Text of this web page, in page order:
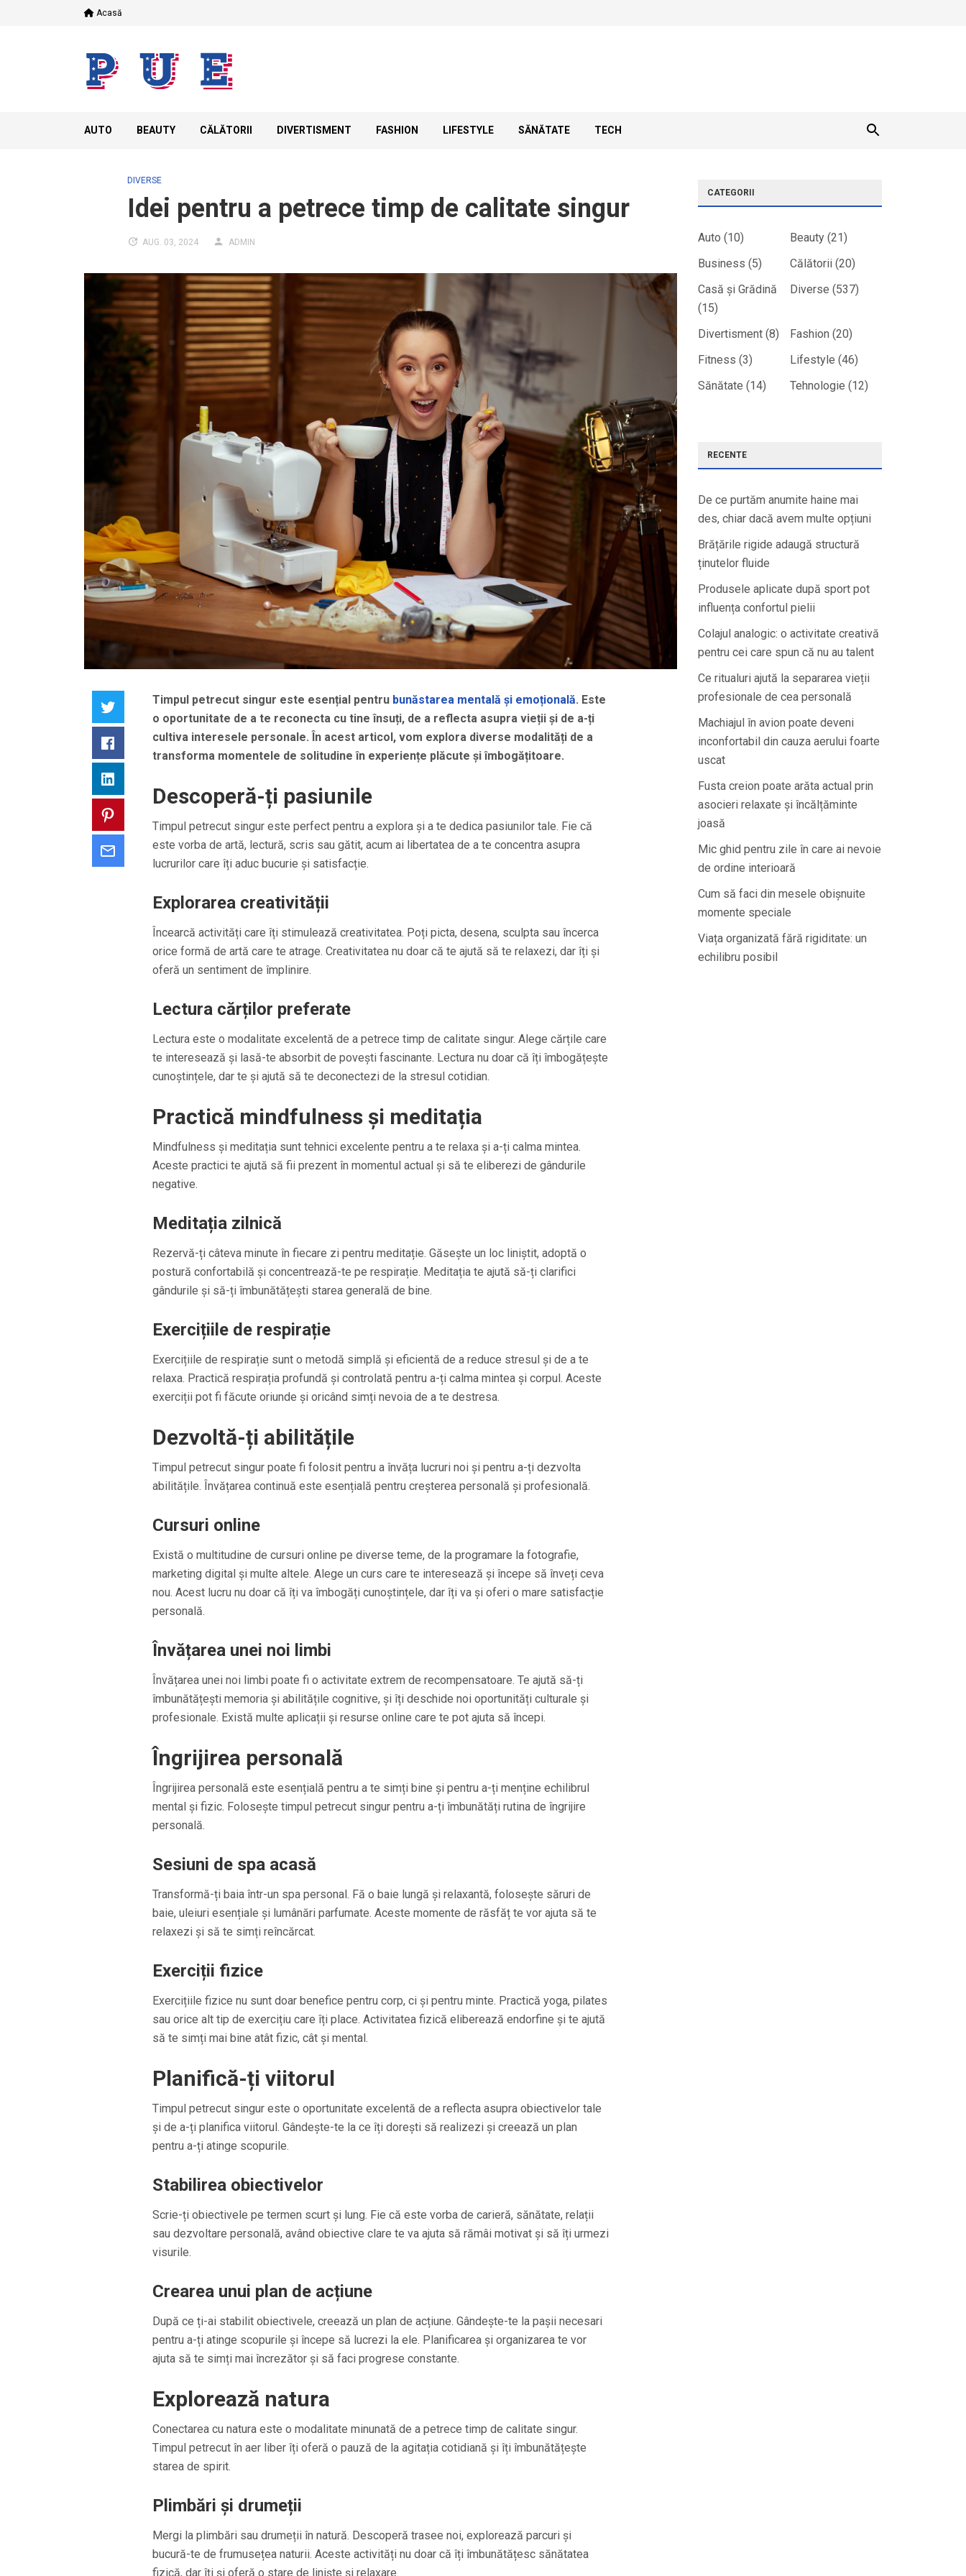
Acasă
AUTO BEAUTY CĂLĂTORII DIVERTISMENT FASHION LIFESTYLE SĂNĂTATE TECH
DIVERSE
Idei pentru a petrece timp de calitate singur
AUG. 03, 2024 ADMIN
Facebook
Timpul petrecut singur este esențial pentru bunăstarea mentală și emoțională. Este
o oportunitate de a te reconecta cu tine însuți, de a reflecta asupra vieții și de a-ți
cultiva interesele personale. În acest articol, vom explora diverse modalități de a
transforma momentele de solitudine în experiențe plăcute și îmbogățitoare.
Descoperă-ți pasiunile
Timpul petrecut singur este perfect pentru a explora și a te dedica pasiunilor tale. Fie că
este vorba de artă, lectură, scris sau gătit, acum ai libertatea de a te concentra asupra
lucrurilor care îți aduc bucurie și satisfacție.
Explorarea creativității
Încearcă activități care îți stimulează creativitatea. Poți picta, desena, sculpta sau încerca
orice formă de artă care te atrage. Creativitatea nu doar că te ajută să te relaxezi, dar îți și
oferă un sentiment de împlinire.
Lectura cărților preferate
Lectura este o modalitate excelentă de a petrece timp de calitate singur. Alege cărțile care
te interesează și lasă-te absorbit de povești fascinante. Lectura nu doar că îți îmbogățește
cunoștințele, dar te și ajută să te deconectezi de la stresul cotidian.
Practică mindfulness și meditația
Mindfulness și meditația sunt tehnici excelente pentru a te relaxa și a-ți calma mintea.
Aceste practici te ajută să fii prezent în momentul actual și să te eliberezi de gândurile
negative.
Meditația zilnică
Rezervă-ți câteva minute în fiecare zi pentru meditație. Găsește un loc liniștit, adoptă o
postură confortabilă și concentrează-te pe respirație. Meditația te ajută să-ți clarifici
gândurile și să-ți îmbunătățești starea generală de bine.
Exercițiile de respirație
Exercițiile de respirație sunt o metodă simplă și eficientă de a reduce stresul și de a te
relaxa. Practică respirația profundă și controlată pentru a-ți calma mintea și corpul. Aceste
exerciții pot fi făcute oriunde și oricând simți nevoia de a te destresa.
Dezvoltă-ți abilitățile
Timpul petrecut singur poate fi folosit pentru a învăța lucruri noi și pentru a-ți dezvolta
abilitățile. Învățarea continuă este esențială pentru creșterea personală și profesională.
Cursuri online
Există o multitudine de cursuri online pe diverse teme, de la programare la fotografie,
marketing digital și multe altele. Alege un curs care te interesează și începe să înveți ceva
nou. Acest lucru nu doar că îți va îmbogăți cunoștințele, dar îți va și oferi o mare satisfacție
personală.
Învățarea unei noi limbi
Învățarea unei noi limbi poate fi o activitate extrem de recompensatoare. Te ajută să-ți
îmbunătățești memoria și abilitățile cognitive, și îți deschide noi oportunități culturale și
profesionale. Există multe aplicații și resurse online care te pot ajuta să începi.
Îngrijirea personală
Îngrijirea personală este esențială pentru a te simți bine și pentru a-ți menține echilibrul
mental și fizic. Folosește timpul petrecut singur pentru a-ți îmbunătăți rutina de îngrijire
personală.
Sesiuni de spa acasă
Transformă-ți baia într-un spa personal. Fă o baie lungă și relaxantă, folosește săruri de
baie, uleiuri esențiale și lumânări parfumate. Aceste momente de răsfăț te vor ajuta să te
relaxezi și să te simți reîncărcat.
Exerciții fizice
Exercițiile fizice nu sunt doar benefice pentru corp, ci și pentru minte. Practică yoga, pilates
sau orice alt tip de exercițiu care îți place. Activitatea fizică eliberează endorfine și te ajută
să te simți mai bine atât fizic, cât și mental.
Planifică-ți viitorul
Timpul petrecut singur este o oportunitate excelentă de a reflecta asupra obiectivelor tale
și de a-ți planifica viitorul. Gândește-te la ce îți dorești să realizezi și creează un plan
pentru a-ți atinge scopurile.
Stabilirea obiectivelor
Scrie-ți obiectivele pe termen scurt și lung. Fie că este vorba de carieră, sănătate, relații
sau dezvoltare personală, având obiective clare te va ajuta să rămâi motivat și să îți urmezi
visurile.
Crearea unui plan de acțiune
După ce ți-ai stabilit obiectivele, creează un plan de acțiune. Gândește-te la pașii necesari
pentru a-ți atinge scopurile și începe să lucrezi la ele. Planificarea și organizarea te vor
ajuta să te simți mai încrezător și să faci progrese constante.
Explorează natura
Conectarea cu natura este o modalitate minunată de a petrece timp de calitate singur.
Timpul petrecut în aer liber îți oferă o pauză de la agitația cotidiană și îți îmbunătățește
starea de spirit.
Plimbări și drumeții
Mergi la plimbări sau drumeții în natură. Descoperă trasee noi, explorează parcuri și
bucură-te de frumusețea naturii. Aceste activități nu doar că îți îmbunătățesc sănătatea
fizică, dar îți și oferă o stare de liniște și relaxare.
CATEGORII
Auto (10) Beauty(21)
Business (5) Călătorii(20)
Casă și Grădină
(15)
Diverse (537)
Divertisment(8) Fashion (20)
Fitness (3) Lifestyle (46)
Sănătate (14) Tehnologie (12)
RECENTE
De ce purtăm anumite haine mai
des, chiar dacă avem multe opțiuni
Brățările rigide adaugă structură
ținutelor fluide
Produsele aplicate după sport pot
influența confortul pielii
Colajul analogic: o activitate creativă
pentru cei care spun că nu au talent
Ce ritualuri ajută la separarea vieții
profesionale de cea personală
Machiajul în avion poate deveni
inconfortabil din cauza aerului foarte
uscat
Fusta creion poate arăta actual prin
asocieri relaxate și încălțăminte
joasă
Mic ghid pentru zile în care ai nevoie
de ordine interioară
Cum să faci din mesele obișnuite
momente speciale
Viața organizată fără rigiditate: un
echilibru posibil